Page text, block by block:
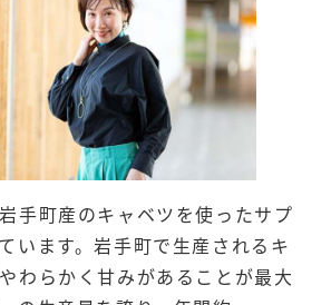
手町産のキャベツを使ったサプ
います。岩手町で生産されるキ
わらかく甘みがあることが最大